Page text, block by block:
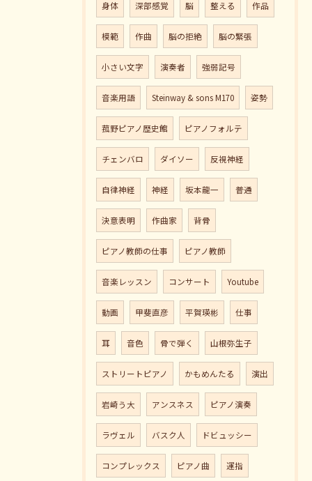
身体 深部感覚 脳 整える 作品
模範 作曲 脳の拒絶 脳の緊張
小さい文字 演奏者 強弱記号
音楽用語 Steinway & sons M170 姿勢
菰野ピアノ歴史館 ピアノフォルテ
チェンバロ ダイソー 反視神経
自律神経 神経 坂本龍一 普通
決意表明 作曲家 背骨
ピアノ教師の仕事 ピアノ教師
音楽レッスン コンサート Youtube
動画 甲斐直彦 平賀瑛彬 仕事
耳 音色 骨で弾く 山根弥生子
ストリートピアノ かもめんたる 演出
岩崎う大 アンスネス ピアノ演奏
ラヴェル バスク人 ドビュッシー
コンプレックス ピアノ曲 運指